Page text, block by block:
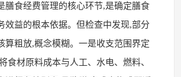
膳食经费管理的核心环节,是确定膳食
效益的根本依据。但检查中发现,部分
算粗放,概念模糊。一是收支范围界定
食材原料成本与人工、水电、燃料、